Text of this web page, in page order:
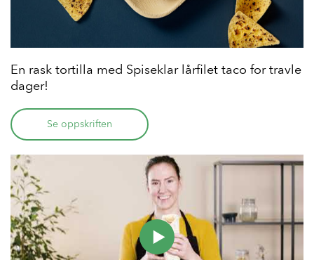
En rask tortilla med Spiseklar lårfilet taco for travle
dager!
Se oppskriften